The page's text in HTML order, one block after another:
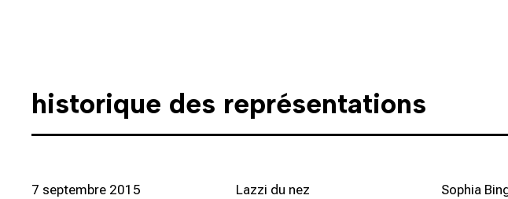
historique des représentations
7 septembre 2015 Lazzi du nez Sophia